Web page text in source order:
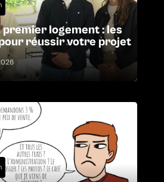
logement : les
réussir votre projet